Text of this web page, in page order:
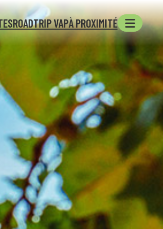
ROADTRIP VAPÀ PROXIMITÉ